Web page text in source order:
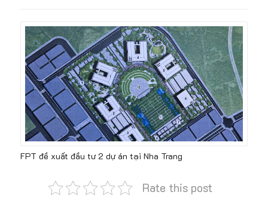
FPT đề xuất đầu tư 2 dự án tại Nha Trang
Rate this post